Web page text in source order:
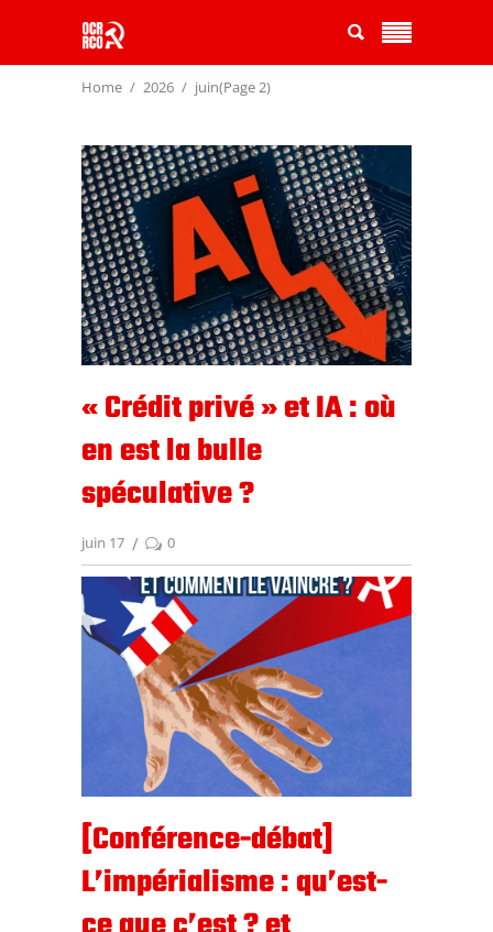
Home 2026 juin(Page 2)
« Crédit privé » et IA : où
en est la bulle
spéculative ?
juin 17 0
[Conférence-débat]
L’impérialisme : qu’est-